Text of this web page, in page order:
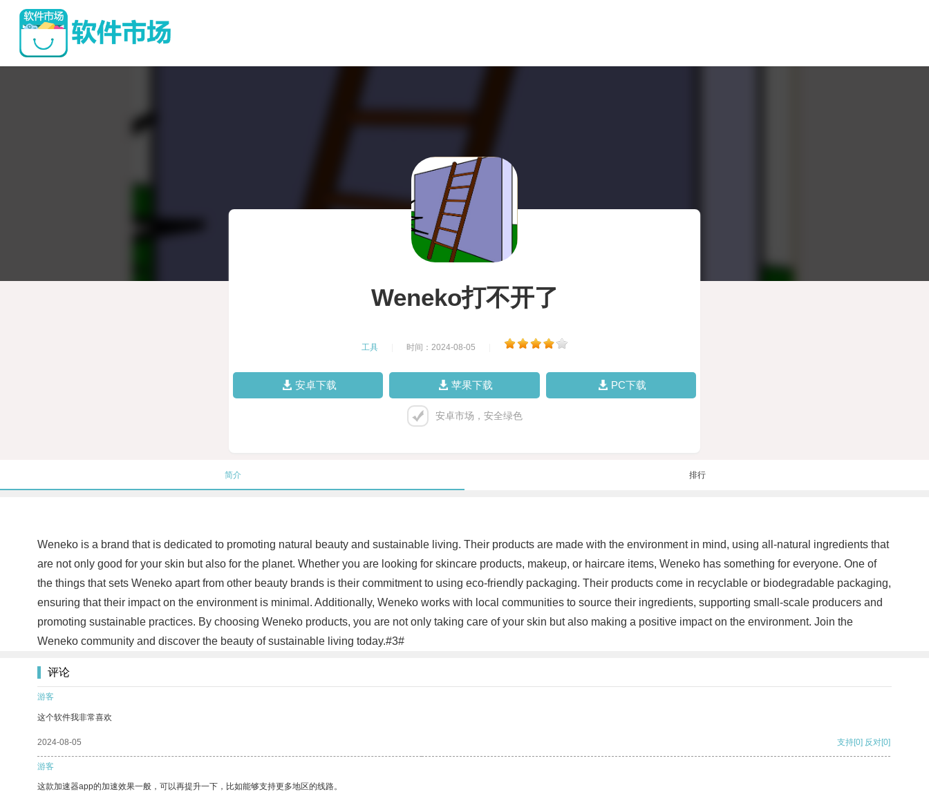
Weneko打不开了
工具 时间：2024-08-05
安卓下载 苹果下载 PC下载
安卓市场，安全绿色
简介 排行
Weneko is a brand that is dedicated to promoting natural beauty and sustainable living. Their products are made with the environment in mind, using all-natural ingredients that
are not only good for your skin but also for the planet. Whether you are looking for skincare products, makeup, or haircare items, Weneko has something for everyone. One of
the things that sets Weneko apart from other beauty brands is their commitment to using eco-friendly packaging. Their products come in recyclable or biodegradable packaging,
ensuring that their impact on the environment is minimal. Additionally, Weneko works with local communities to source their ingredients, supporting small-scale producers and
promoting sustainable practices. By choosing Weneko products, you are not only taking care of your skin but also making a positive impact on the environment. Join the
Weneko community and discover the beauty of sustainable living today.#3#
评论
游客
这个软件我非常喜欢
2024-08-05 支持[0] 反对[0]
游客
这款加速器app的加速效果一般，可以再提升一下，比如能够支持更多地区的线路。